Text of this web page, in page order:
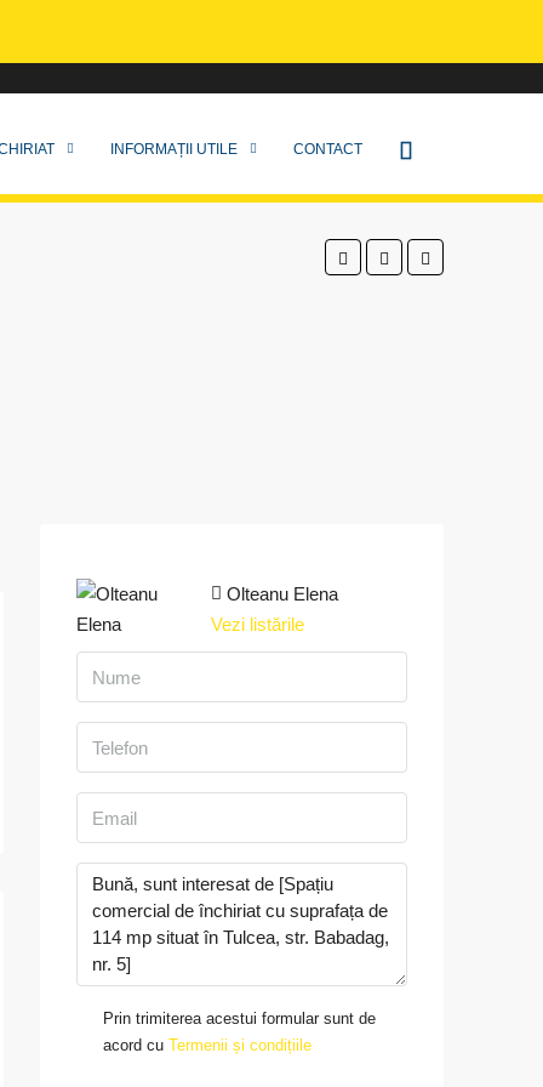
INFORMAȚII UTILE CONTACT
Olteanu Elena
Vezi listările
Prin trimiterea acestui formular sunt de
acord cu Termenii și condițiile